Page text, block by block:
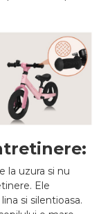
la uzura si nu
Ele
si silentioasa.